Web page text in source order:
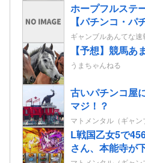
ホープフルステ
【パチンコ・パ
ギャンブルあんてな速
【予想】競馬
うまちゃんねる
古いパチンコ屋
マジ！？
マトメンタル（ギャン
L戦国乙女5で
さん、本能寺が